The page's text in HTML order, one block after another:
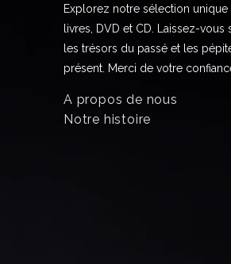
Explorez notre sélection unique
livres, DVD et CD. Laissez-vous
les trésors du passé et les
présent. Merci de votre
A propos de nous
Notre histoire